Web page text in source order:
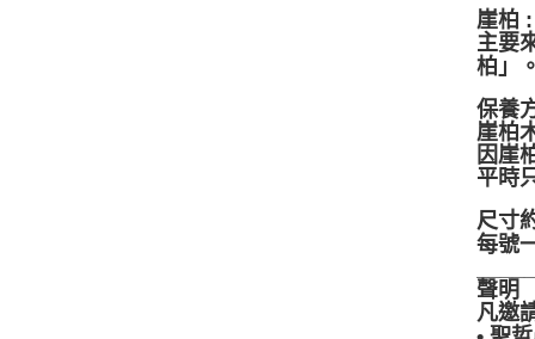
崖柏 :
主要
柏」。
保養
崖柏
因崖
平時
尺寸
每號
聲明
凡邀